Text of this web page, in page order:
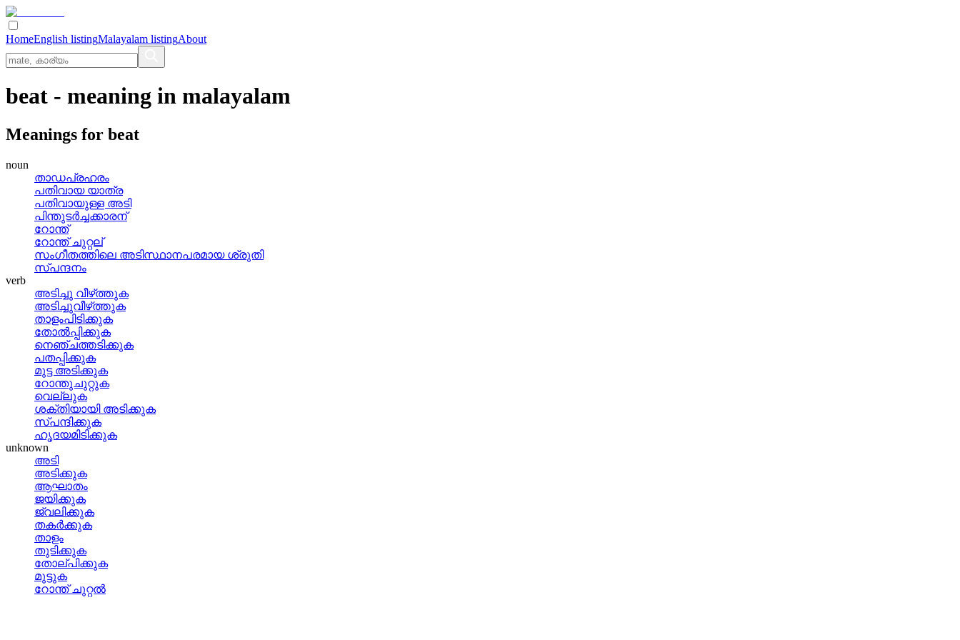
HomeEnglish listingMalayalam listingAbout
beat - meaning in malayalam
Meanings for beat
noun
താഡപ്രഹരം
പതിവായ യാത്ര
പതിവായുള്ള അടി
പിന്തുടര്‍ച്ചക്കാരന്
റോന്ത്
റോന്ത് ചുറ്റല്
സംഗീതത്തിലെ അടിസ്ഥാനപരമായ ശ്രുതി
സ്‌പന്ദനം
verb
അടിച്ചു വീഴ്‌ത്തുക
അടിച്ചുവീഴ്‌ത്തുക
താളംപിടിക്കുക
തോല്‍പ്പിക്കുക
നെഞ്ചത്തടിക്കുക
പതപ്പിക്കുക
മുട്ട അടിക്കുക
റോന്തുചുറ്റുക
വെല്ലുക
ശക്തിയായി അടിക്കുക
സ്‌പന്ദിക്കുക
ഹൃദയമിടിക്കുക
unknown
അടി
അടിക്കുക
ആഘാതം
ജയിക്കുക
ജ്വലിക്കുക
തകര്‍ക്കുക
താളം
തുടിക്കുക
തോല്പിക്കുക
മുട്ടുക
റോന്ത് ചുറ്റല്‍